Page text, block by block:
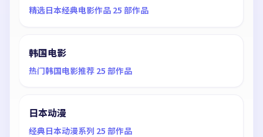
精选日本经典电影作品 25 部作品
韩国电影
热门韩国电影推荐 25 部作品
日本动漫
经典日本动漫系列 25 部作品